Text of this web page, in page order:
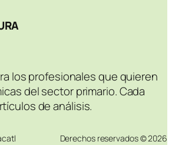
los profesionales que quieren
del sector primario. Cada
de análisis.
Derechos reservados © 2026